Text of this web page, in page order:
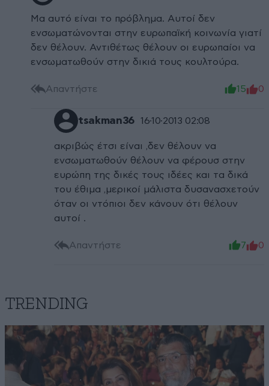
Μα αυτό είναι το πρόβλημα. Αυτοί δεν
ενσωματώνονται στην ευρωπαϊκή κοινωνία γιατί
δεν θέλουν. Αντιθέτως θέλουν οι ευρωπαίοι να
ενσωματωθούν στην δικιά τους κουλτούρα.
Απαντήστε 15 0
tsakman36 16·10·2013 02:08
ακριβώς έτσι είναι ,δεν θέλουν να
ενσωματωθούν θέλουν να φέρουσ στην
ευρώπη της δικές τους ιδέες και τα δικά
του έθιμα ,μερικοί μάλιστα δυσανασχετούν
όταν οι ντόπιοι δεν κάνουν ότι θέλουν
αυτοί .
Απαντήστε 7 0
TRENDING